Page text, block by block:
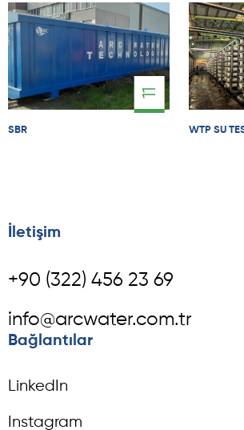
11
SBR WTP SU
İletişim
+90 (322) 456 23 69
info@arcwater.com.tr
Bağlantılar
LinkedIn
Instagram